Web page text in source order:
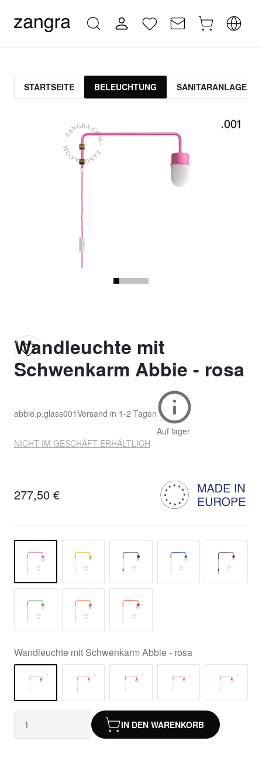
STARTSEITE BELEUCHTUNG SANITARANLAGE
Wandleuchte mit
Schwenkarm Abbie - rosa
abbie.p.glass001Versand in 1-2 Tagen
Auf lager
NICHT IM GESCHÄFT ERHÄLTLICH
277,50 €
Wandleuchte mit Schwenkarm Abbie - rosa
IN DEN WARENKORB